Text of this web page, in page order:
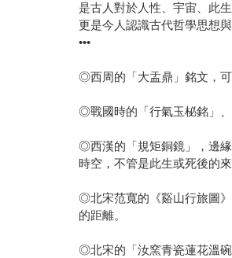
是古人對於人性、宇宙、此
更是今人認識古代哲學思想
•••
◎西周的「大盂鼎」銘文，
◎戰國時的「行氣玉柲銘」
◎西漢的「規矩銅鏡」，邊
時空，不管是此生或死後的
◎北宋范寬的《谿山行旅圖
的距離。
◎北宋的「汝窯青瓷蓮花溫